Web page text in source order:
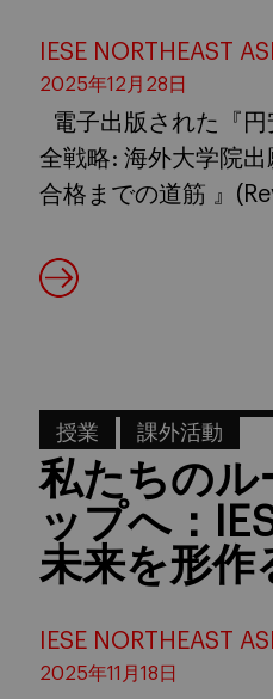
IESE NORTHEAST
2025年12月28日
電子出版された『
全戦略: 海外大学院
合格までの道筋 』
授業 課外活動
私たちのル
ップへ：
未来を形作
IESE NORTHEAST
2025年11月18日